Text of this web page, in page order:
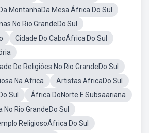
MontanhaDa Mesa África Do Sul
No Rio GrandeDo Sul
Cidade Do CaboÁfrica Do Sul
De Religiôes No Rio GrandeDo Sul
Na Africa
Artistas AfricaDo Sul
Sul
África DoNorte E Subsaariana
Rio GrandeDo Sul
ReligiosoÁfrica Do Sul